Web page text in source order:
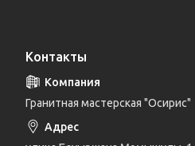
Контакты
Гранитная мастерская "Осирис"